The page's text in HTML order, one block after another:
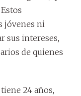
jóvenes ni
sus intereses,
de quienes
24 años,